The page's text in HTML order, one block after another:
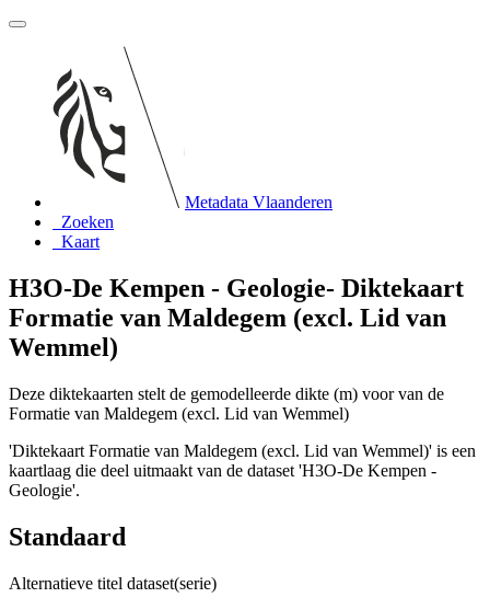
Metadata Vlaanderen
Zoeken
Kaart
H3O-De Kempen - Geologie- Diktekaart
Formatie van Maldegem (excl. Lid van
Wemmel)
Deze diktekaarten stelt de gemodelleerde dikte (m) voor van de
Formatie van Maldegem (excl. Lid van Wemmel)
'Diktekaart Formatie van Maldegem (excl. Lid van Wemmel)' is een
kaartlaag die deel uitmaakt van de dataset 'H3O-De Kempen -
Geologie'.
Standaard
Alternatieve titel dataset(serie)